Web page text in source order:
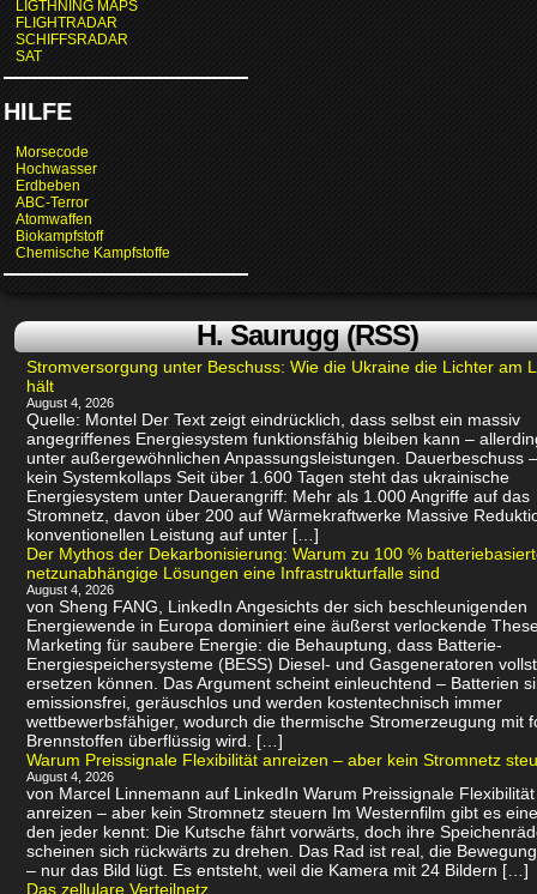
LIGTHNING MAPS
FLIGHTRADAR
SCHIFFSRADAR
SAT
HILFE
Morsecode
Hochwasser
Erdbeben
ABC-Terror
Atomwaffen
Biokampfstoff
Chemische Kampfstoffe
H. Saurugg (RSS)
Stromversorgung unter Beschuss: Wie die Ukraine die Lichter am
hält
August 4, 2026
Quelle: Montel Der Text zeigt eindrücklich, dass selbst ein massiv
angegriffenes Energiesystem funktionsfähig bleiben kann –
unter außergewöhnlichen Anpassungsleistungen. Dauerbeschuss
kein Systemkollaps Seit über 1.600 Tagen steht das ukrainische
Energiesystem unter Dauerangriff: Mehr als 1.000 Angriffe auf das
Stromnetz, davon über 200 auf Wärmekraftwerke Massive
konventionellen Leistung auf unter […]
Der Mythos der Dekarbonisierung: Warum zu 100 %
netzunabhängige Lösungen eine Infrastrukturfalle sind
August 4, 2026
von Sheng FANG, LinkedIn Angesichts der sich beschleunigenden
Energiewende in Europa dominiert eine äußerst verlockende
Marketing für saubere Energie: die Behauptung, dass Batterie-
Energiespeichersysteme (BESS) Diesel- und Gasgeneratoren
ersetzen können. Das Argument scheint einleuchtend – Batterien
emissionsfrei, geräuschlos und werden kostentechnisch immer
wettbewerbsfähiger, wodurch die thermische Stromerzeugung mit
Brennstoffen überflüssig wird. […]
Warum Preissignale Flexibilität anreizen – aber kein Stromnetz
August 4, 2026
von Marcel Linnemann auf LinkedIn Warum Preissignale Flexibilität
anreizen – aber kein Stromnetz steuern Im Westernfilm gibt es
den jeder kennt: Die Kutsche fährt vorwärts, doch ihre
scheinen sich rückwärts zu drehen. Das Rad ist real, die
– nur das Bild lügt. Es entsteht, weil die Kamera mit 24 Bildern […]
Das zellulare Verteilnetz